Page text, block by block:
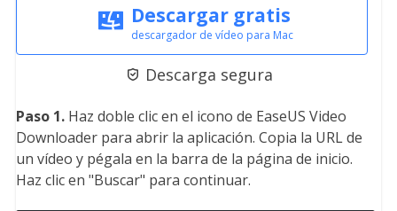
Descargar gratis
descargador de vídeo para Mac
 Descarga segura
Paso 1. Haz doble clic en el icono de EaseUS Video
Downloader para abrir la aplicación. Copia la URL de
un vídeo y pégala en la barra de la página de inicio.
Haz clic en "Buscar" para continuar.